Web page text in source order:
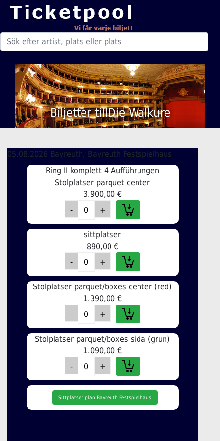
Biljetter tillDie Walkure
05.08.2026 Bayreuth, Bayreuth Festspielhaus
Ring II komplett 4 Aufführungen
Stolplatser parquet center
3.900,00 €
sittplatser
890,00 €
Stolplatser parquet/boxes center (red)
1.390,00 €
Stolplatser parquet/boxes sida (grun)
1.090,00 €
Sittplatser plan Bayreuth Festspielhaus